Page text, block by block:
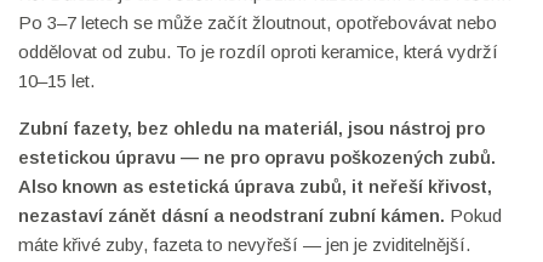
Po 3–7 letech se může začít žloutnout, opotřebovávat nebo
oddělovat od zubu. To je rozdíl oproti keramice, která vydrží
10–15 let.
Zubní fazety, bez ohledu na materiál, jsou nástroj pro
estetickou úpravu — ne pro opravu poškozených zubů.
Also known as estetická úprava zubů, it neřeší křivost,
nezastaví zánět dásní a neodstraní zubní kámen. Pokud
máte křivé zuby, fazeta to nevyřeší — jen je zviditelnější.